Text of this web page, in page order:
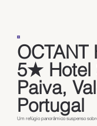
OCTANT
5★ Hotel
Paiva,
Portugal
Um refúgio panorâmico suspenso